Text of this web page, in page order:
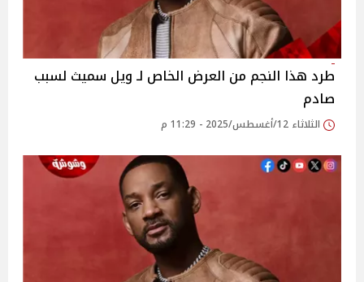
طرد هذا النجم من العرض الخاص لـ ويل سميث لسبب
صادم
الثلاثاء 12/أغسطس/2025 - 11:29 م